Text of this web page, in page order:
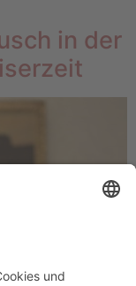
in der